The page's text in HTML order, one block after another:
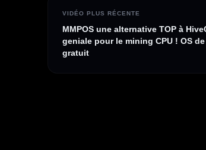
VIDÉO PLUS RÉCENTE
MMPOS une alternative TOP à
geniale pour le mining CPU ! OS
gratuit